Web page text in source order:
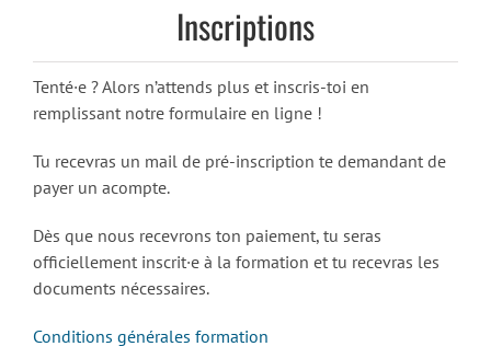
Inscriptions
Tenté·e ? Alors n’attends plus et inscris-toi en
remplissant notre formulaire en ligne !
Tu recevras un mail de pré-inscription te demandant de
payer un acompte.
Dès que nous recevrons ton paiement, tu seras
officiellement inscrit·e à la formation et tu recevras les
documents nécessaires.
Conditions générales formation